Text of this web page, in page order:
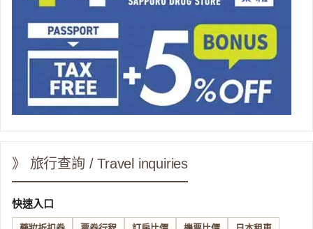
》 旅行查詢 / Travel inquiries
快速入口